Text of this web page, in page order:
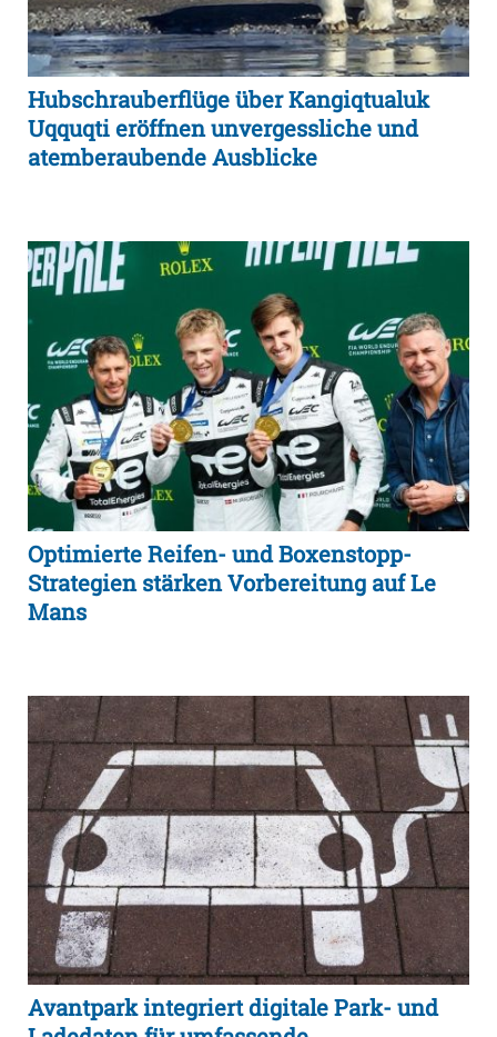
Hubschrauberflüge über Kangiqtualuk
Uqquqti eröffnen unvergessliche und
atemberaubende Ausblicke
Optimierte Reifen- und Boxenstopp-
Strategien stärken Vorbereitung auf Le
Mans
Avantpark integriert digitale Park- und